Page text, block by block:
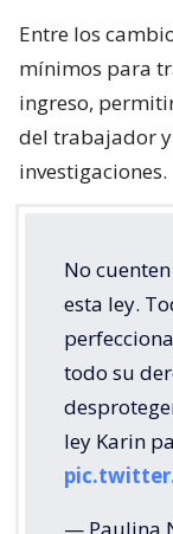
Entre los
mínimos para
ingreso,
del trabajador
investigaciones.
No
esta ley.
todo su
ley Karin